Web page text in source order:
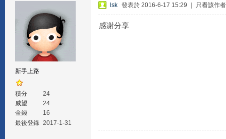
新手上路
積分
24
威望
24
金錢
16
最後登錄 2017-1-31
lsk 發表於 2016-6-17 15:29 只看該作者
感谢分享